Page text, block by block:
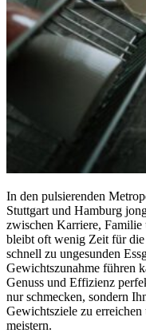
In den pulsierenden
Stuttgart und Hamburg
zwischen Karriere,
bleibt oft wenig Zeit für
schnell zu ungesunden
Gewichtszunahme führen
Genuss und Effizienz
nur schmecken, sondern
Gewichtsziele zu
meistern.